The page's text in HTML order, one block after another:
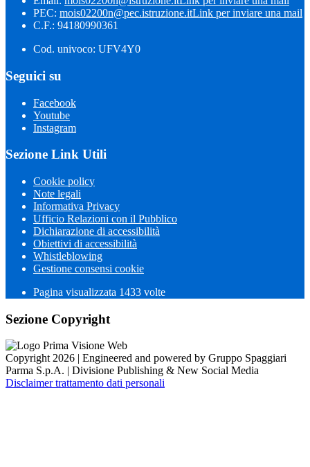
PEC: mois02200n@pec.istruzione.itLink per inviare una mail
C.F.: 94180990361
Cod. univoco: UFV4Y0
Seguici su
Facebook
Youtube
Instagram
Sezione Link Utili
Cookie policy
Note legali
Informativa Privacy
Ufficio Relazioni con il Pubblico
Dichiarazione di accessibilità
Obiettivi di accessibilità
Whistleblowing
Gestione consensi cookie
Pagina visualizzata 1433 volte
Sezione Copyright
Copyright 2026 | Engineered and powered by Gruppo Spaggiari
Parma S.p.A. | Divisione Publishing & New Social Media
Disclaimer trattamento dati personali